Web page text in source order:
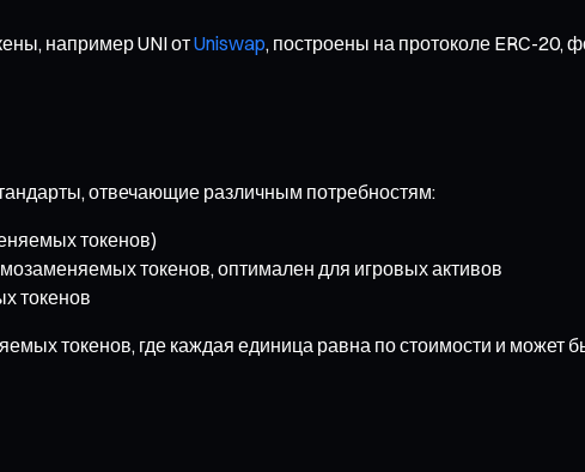
например UNI отUniswap, построены на протоколе ERC-20,
отвечающие различным потребностям:
токенов)
токенов, оптимален для игровых активов
токенов
токенов, где каждая единица равна по стоимости и может